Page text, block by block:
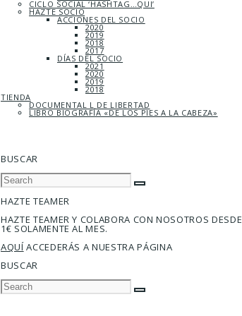
CICLO SOCIAL ‘HASHTAG…QUI’
HAZTE SOCIO
ACCIONES DEL SOCIO
2020
2019
2018
2017
DÍAS DEL SOCIO
2021
2020
2019
2018
TIENDA
DOCUMENTAL L DE LIBERTAD
LIBRO BIOGRAFÍA «DE LOS PIES A LA CABEZA»
BUSCAR
HAZTE TEAMER
HAZTE TEAMER Y COLABORA CON NOSOTROS DESDE
1€ SOLAMENTE AL MES.
AQUÍACCEDERÁS A NUESTRA PÁGINA
BUSCAR